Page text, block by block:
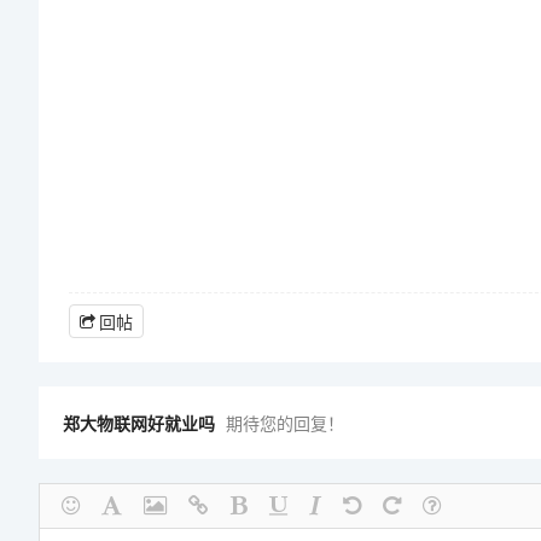
回帖
郑大物联网好就业吗 期待您的回复！